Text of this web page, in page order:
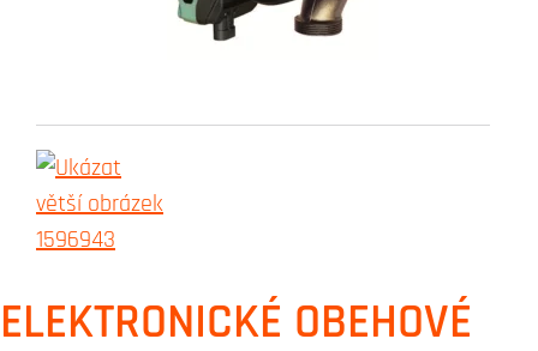
ELEKTRONICKÉ OBEHOVÉ